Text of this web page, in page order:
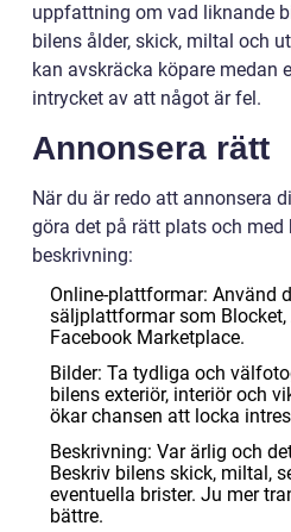
uppfattning om vad liknande
bilens ålder, skick, miltal och
kan avskräcka köpare medan
intrycket av att något är fel.
Annonsera rätt
När du är redo att annonsera
göra det på rätt plats och med
beskrivning:
Online-plattformar: Använd
säljplattformar som
Facebook Marketplace.
Bilder: Ta tydliga och
bilens exteriör, interiör och
ökar chansen att locka
Beskrivning: Var ärlig och
Beskriv bilens skick, miltal,
eventuella brister. Ju mer
bättre.